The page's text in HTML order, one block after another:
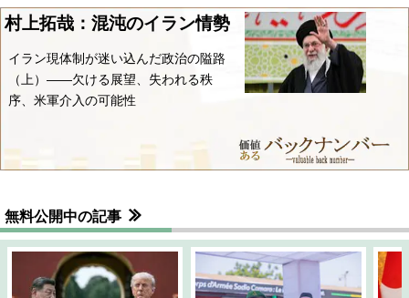
村上拓哉：混沌のイラン情勢
イラン現体制が迷い込んだ政治の隘路
（上）――欠ける展望、失われる秩
序、米軍介入の可能性
無料公開中の記事